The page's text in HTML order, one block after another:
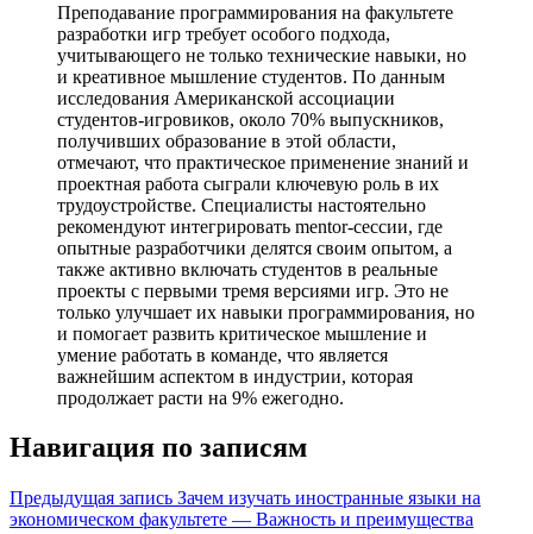
Преподавание программирования на факультете
разработки игр требует особого подхода,
учитывающего не только технические навыки, но
и креативное мышление студентов. По данным
исследования Американской ассоциации
студентов-игровиков, около 70% выпускников,
получивших образование в этой области,
отмечают, что практическое применение знаний и
проектная работа сыграли ключевую роль в их
трудоустройстве. Специалисты настоятельно
рекомендуют интегрировать mentor-сессии, где
опытные разработчики делятся своим опытом, а
также активно включать студентов в реальные
проекты с первыми тремя версиями игр. Это не
только улучшает их навыки программирования, но
и помогает развить критическое мышление и
умение работать в команде, что является
важнейшим аспектом в индустрии, которая
продолжает расти на 9% ежегодно.
Навигация по записям
Предыдущая запись Зачем изучать иностранные языки на
экономическом факультете — Важность и преимущества